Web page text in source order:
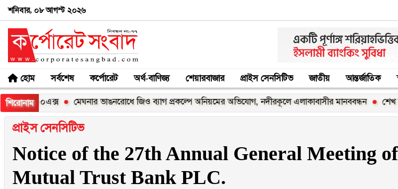
শনিবার, ০৮ আগস্ট ২০২৬
হোম সর্বশেষ কর্পোরেট অর্থ-বাণিজ্য শেয়ারবাজার প্রাইস সেনসিটিভ জাতীয় আন্তর্জাতিক
শিরোনাম মেঘনার ভাঙনরোধে জিও ব্যাগ প্রকল্পে অনিয়মের অভিযোগ, নদীরকূলে এলাকাবাসীর মানববন্ধন শেখ হাসিনার
প্রাইস সেনসিটিভ
Notice of the 27th Annual General Meeting of
Mutual Trust Bank PLC.